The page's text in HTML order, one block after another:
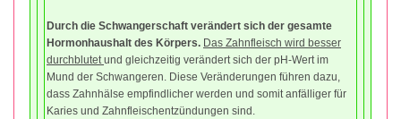
Durch die Schwangerschaft verändert sich der gesamte
Hormonhaushalt des Körpers. Das Zahnfleisch wird besser
durchblutetund gleichzeitig verändert sich der pH-Wert im
Mund der Schwangeren. Diese Veränderungen führen dazu,
dass Zahnhälse empfindlicher werden und somit anfälliger für
Karies und Zahnfleischentzündungen sind.